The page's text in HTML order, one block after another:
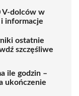
V-dolców w
informacje
ostatnie
szczęśliwe
ile godzin –
ukończenie